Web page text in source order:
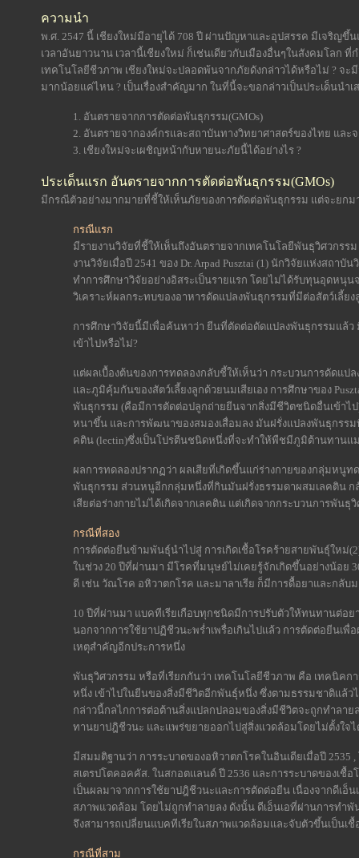
ความนำ
พ.ศ. 2547 นี้ เชียงใหม่มีอายุได้ 708 ปี ผ่านปัญหาและอุปสรรค มีเจริญขึ้
เวลาอันยาวนาน เวลานี้เชียงใหม่ ก็เช่นเดียวกับเมืองอื่นๆในสังคมโลก
เทคโนโลยีชีวภาพ เชียงใหม่จะปลอดพ้นจากภัยดังกล่าวได้หรือไม่ ?
มากน้อยแค่ไหน ? เป็นเรื่องสำคัญมาก ในที่นี้จะขอกล่าวเป็นประเด็นนำเ
1. อันตรายจากการตัดต่อพันธุกรรม(GMOs)
2. อันตรายจากองค์กรและสถาบันทางวิทยาศาสตร์ของไทย และ
3. เชียงใหม่จะเผชิญหน้ากับหายนะภัยนี้ได้อย่างไร ?
ประเด็นแรก อันตรายจากการตัดต่อพันธุกรรม(GMOs)
มีกรณีตัวอย่างมากมายที่ชี้ให้เห็นภัยของการตัดต่อพันธุกรรม แต่จะยกม
กรณีแรก
มีรายงานวิจัยที่ชี้ให้เห็นถึงอันตรายจากเทคโนโลยีพันธุวิศวกรร
งานวิจัยเมื่อปี 2541 ของ Dr. Arpad Pusztai (1) นักวิจัยแห่งสถาบั
ทำการศึกษาวิจัยอย่างอิสระเป็นรายแรก โดยไม่ได้รับทุนอุดหนุ
วิเคราะห์ผลกระทบของอาหารดัดแปลงพันธุกรรมที่มีต่อสัตว์เลี้ย
การศึกษาวิจัยนี้มีเพื่อค้นหาว่า ยีนที่ตัดต่อดัดแปลงพันธุกรรมแล้
เข้าไปหรือไม่?
แต่ผลเบื้องต้นของการทดลองกลับชี้ให้เห็นว่า กระบวนการดัดแป
และภูมิคุ้มกันของสัตว์เลี้ยงลูกด้วยนมเสียเอง การศึกษาของ
พันธุกรรม (คือมีการตัดต่อปลูกถ่ายยีนจากสิ่งมีชีวิตชนิดอื่นเข้าไป
หนาขึ้น และการพัฒนาของสมองเสื่อมลง มันฝรั่งแปลงพันธุกรร
คติน (lectin)ซึ่งเป็นโปรตีนชนิดหนึ่งที่จะทำให้พืชมีภูมิต้านทานแ
ผลการทดลองปรากฏว่า ผลเสียที่เกิดขึ้นแก่ร่างกายของกลุ่มหนู
พันธุกรรม ส่วนหนูอีกกลุ่มหนึ่งที่กินมันฝรั่งธรรมดาผสมเลคติน ก
เสียต่อร่างกายไม่ได้เกิดจากเลคติน แต่เกิดจากกระบวนการพันธุ
กรณีที่สอง
การตัดต่อยีนข้ามพันธุ์นำไปสู่ การเกิดเชื้อโรคร้ายสายพันธุ์ใหม่
ในช่วง 20 ปีที่ผ่านมา มีโรคที่มนุษย์ไม่เคยรู้จักเกิดขึ้นอย่างน้อย
ดี เช่น วัณโรค อหิวาตกโรค และมาลาเรีย ก็มีการดื้อยาและกลับ
10 ปีที่ผ่านมา แบคทีเรียเกือบทุกชนิดมีการปรับตัวให้ทนทานต่อ
นอกจากการใช้ยาปฏิชีวนะพร่ำเพรื่อเกินไปแล้ว การตัดต่อยีนเ
เหตุสำคัญอีกประการหนึ่ง
พันธุวิศวกรรม หรือที่เรียกกันว่า เทคโนโลยีชีวภาพ คือ เทคนิค
หนึ่ง เข้าไปในยีนของสิ่งมีชีวิตอีกพันธุ์หนึ่ง ซึ่งตามธรรมชาติแล้
กล่าวนี้กลไกการต่อต้านสิ่งแปลกปลอมของสิ่งมีชีวิตจะถูกทำลา
ทานยาปฎิชีวนะ และแพร่ขยายออกไปสู่สิ่งแวดล้อมโดยไม่ตั้งใจไ
มีสมมติฐานว่า การระบาดของอหิวาตกโรคในอินเดียเมื่อปี 2535
สเตรปโตคอคคัส. ในสกอตแลนด์ ปี 2536 และการระบาดของเชื้
เป็นผลมาจากการใช้ยาปฎิชีวนะและการตัดต่อยีน เนื่องจากดีเ
สภาพแวดล้อม โดยไม่ถูกทำลายลง ดังนั้น ดีเอ็นเอที่ผ่านการทำ
จึงสามารถเปลี่ยนแบคทีเรียในสภาพแวดล้อมและจับตัวขึ้นเป็นเ
กรณีที่สาม